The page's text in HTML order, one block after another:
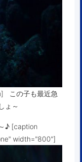
この子も最近急
ょ～
♪ [caption
width="800"]